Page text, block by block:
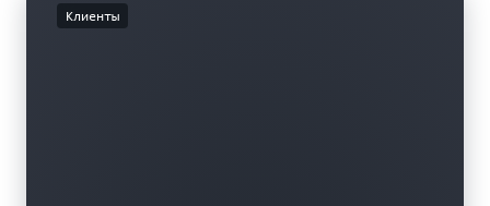
специально разработанных для
оптимизированного соотношения цены и
Клиенты